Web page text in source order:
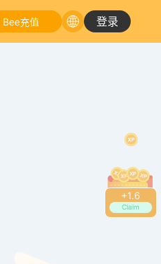
+1.8
Claim
Bee充值 登录